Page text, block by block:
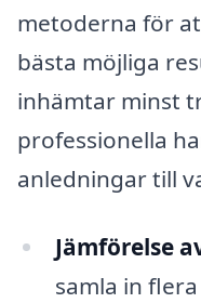
metoderna för
bästa möjliga
inhämtar minst
professionella
anledningar till
Jämförelse
samla in